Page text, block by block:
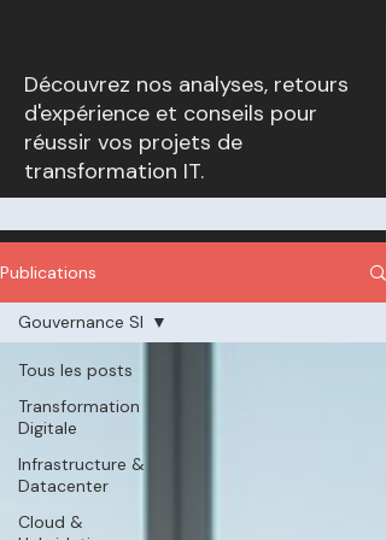
Découvrez nos analyses, retours
d'expérience et conseils pour
réussir vos projets de
transformation IT.
Publications
Tous les posts
Transformation
Digitale
Infrastructure &
Datacenter
Cloud &
Gouvernance SI